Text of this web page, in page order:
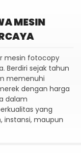
MESIN
mesin fotocopy
Berdiri sejak tahun
memenuhi
dengan harga
dalam
yang
instansi, maupun